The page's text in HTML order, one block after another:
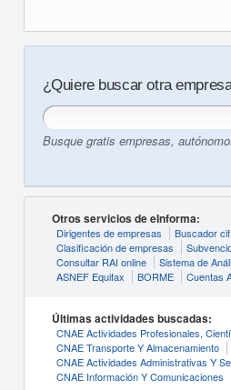
¿Quiere buscar otra
Busque gratis empresas,
Otros servicios de eInforma:
Dirigentes de empresas
Buscador
Clasificación de empresas
Consultar RAI online
Sistema de
ASNEF Equifax
BORME Cuentas
Últimas actividades buscadas:
CNAE Actividades Profesionales,
CNAE Transporte Y Almacenamiento
CNAE Actividades Administrativas Y
CNAE Información Y Comunicaciones